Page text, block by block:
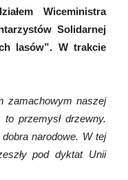
Wiceministra
Solidarnej
lasów”. W trakcie
zamachowym naszej
przemysł drzewny.
narodowe. W tej
pod dyktat Unii